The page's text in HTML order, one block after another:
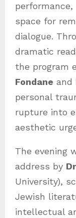
space for
dialogue.
dramatic
the program
Fondane and
personal
rupture into
aesthetic
The evening
address by
University),
Jewish
intellectual